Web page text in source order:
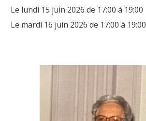
Le lundi 15 juin 2026 de 17:00 à 19:00
Le mardi 16 juin 2026 de 17:00 à 19:00